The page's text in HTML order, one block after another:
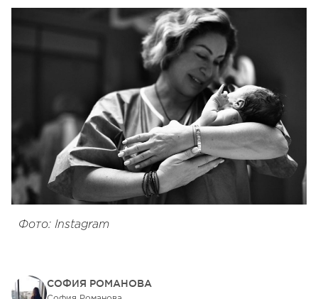
Фото: Instagram
СОФИЯ РОМАНОВА